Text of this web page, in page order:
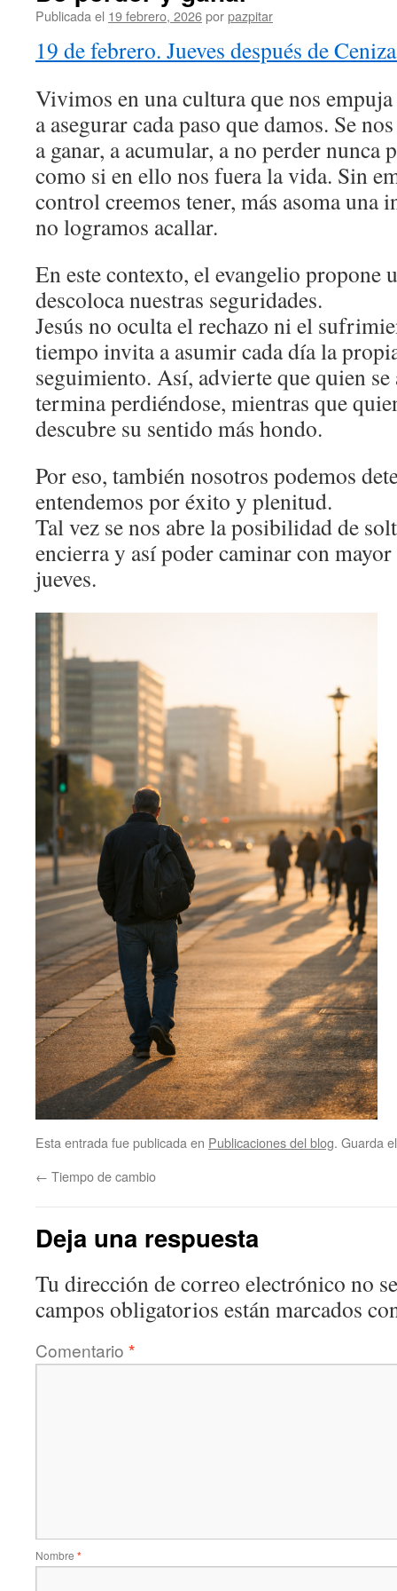
Publicada el 19 febrero, 2026porpazpitar
19 de febrero. Jueves después de
Vivimos en una cultura que nos
a asegurar cada paso que damos. Se
a ganar, a acumular, a no perder
como si en ello nos fuera la vida. Sin
control creemos tener, más asoma una
no logramos acallar.
En este contexto, el evangelio propone
descoloca nuestras seguridades.
Jesús no oculta el rechazo ni el
tiempo invita a asumir cada día la
seguimiento. Así, advierte que quien
termina perdiéndose, mientras que
descubre su sentido más hondo.
Por eso, también nosotros podemos
entendemos por éxito y plenitud.
Tal vez se nos abre la posibilidad de
encierra y así poder caminar con
jueves.
Esta entrada fue publicada en Publicaciones del blog. Guarda
← Tiempo de cambio
Deja una respuesta
Tu dirección de correo electrónico no
campos obligatorios están marcados
Comentario *
Nombre *